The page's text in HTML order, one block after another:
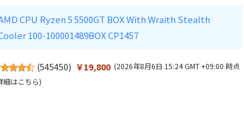
CPU Ryzen 5 5500GT BOX With Wraith Stealth
100-100001489BOX CP1457
(545450) ￥19,800 (2026年8月6日 15:24 GMT +09:00 時点
細はこちら)